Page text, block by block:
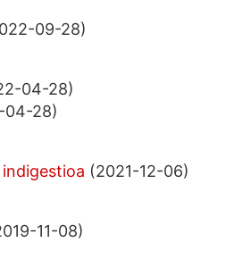
09-28)
04-28)
04-28)
(2021-12-06)
11-08)